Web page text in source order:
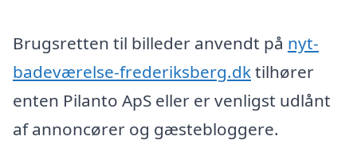
Brugsretten til billeder anvendt på nyt-
badeværelse-frederiksberg.dktilhører
enten Pilanto ApS eller er venligst udlånt
af annoncører og gæstebloggere.